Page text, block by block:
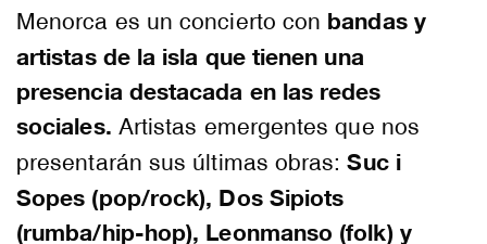
Menorca es un concierto con bandas y
artistas de la isla que tienen una
presencia destacada en las redes
sociales. Artistas emergentes que nos
presentarán sus últimas obras:Suc i
Sopes (pop/rock), Dos Sipiots
(rumba/hip-hop), Leonmanso (folk) y